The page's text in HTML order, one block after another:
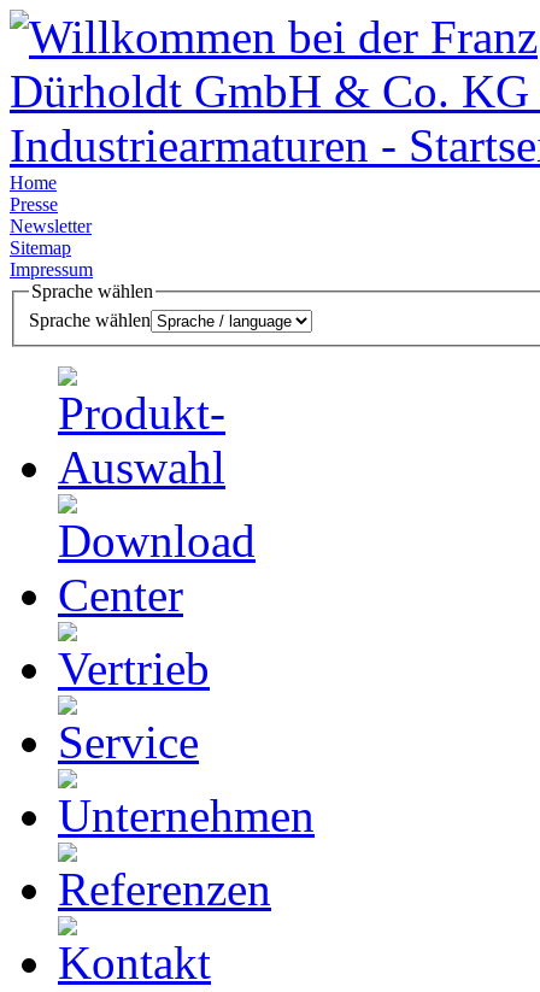
Home
Presse
Newsletter
Sitemap
Impressum
Sprache wählen
Sprache wählen